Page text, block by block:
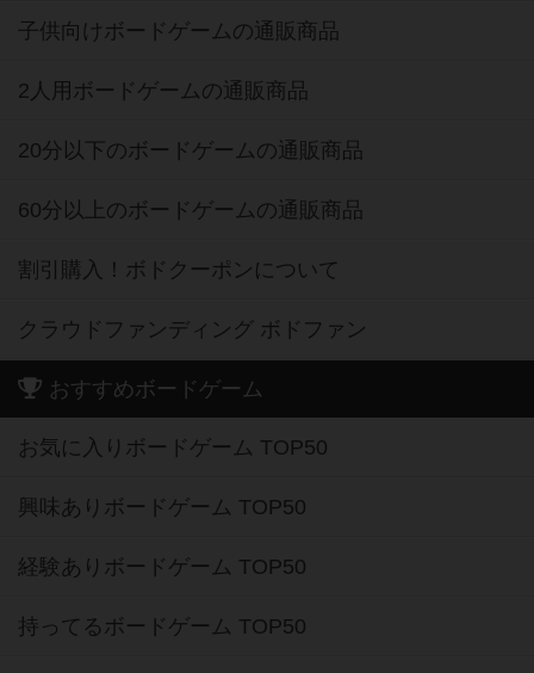
子供向けボードゲームの通販商品
2人用ボードゲームの通販商品
20分以下のボードゲームの通販商品
60分以上のボードゲームの通販商品
割引購入！ボドクーポンについて
クラウドファンディング ボドファン
おすすめボードゲーム
お気に入りボードゲーム TOP50
興味ありボードゲーム TOP50
経験ありボードゲーム TOP50
持ってるボードゲーム TOP50